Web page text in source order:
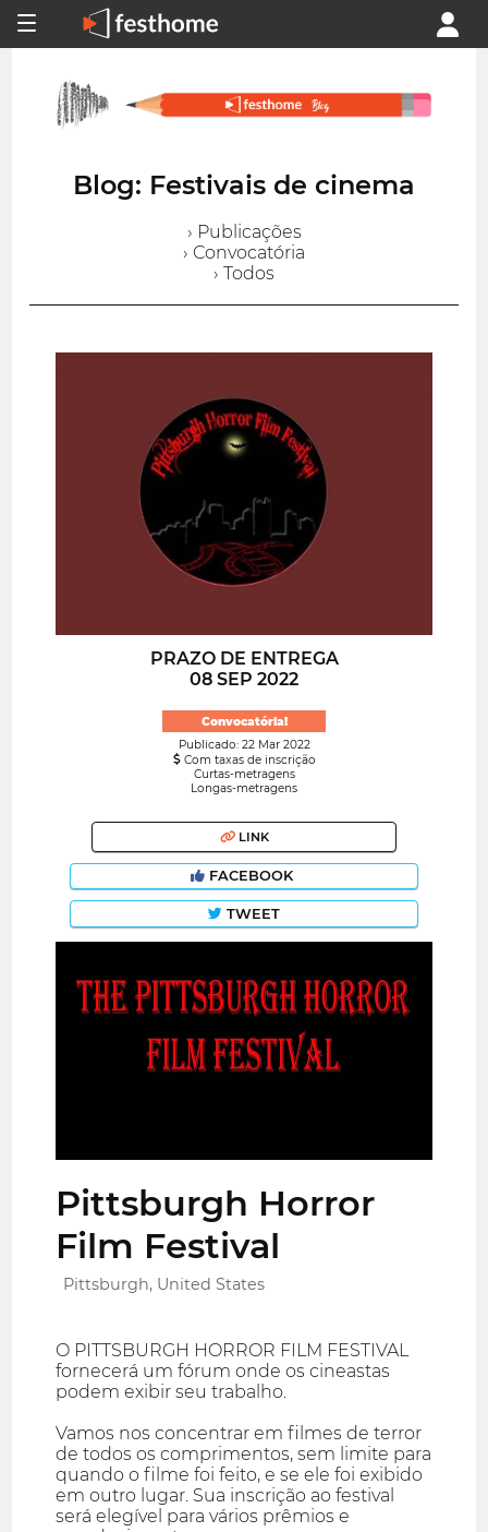
Blog: Festivais de cinema
› Publicações
› Convocatória
› Todos
PRAZO DE ENTREGA
08 SEP 2022
Convocatória!
Publicado: 22 Mar 2022
Com taxas de inscrição
Curtas-metragens
Longas-metragens
LINK
FACEBOOK
TWEET
Pittsburgh Horror
Film Festival
Pittsburgh, United States
O PITTSBURGH HORROR FILM FESTIVAL
fornecerá um fórum onde os cineastas
podem exibir seu trabalho.
Vamos nos concentrar em filmes de terror
de todos os comprimentos, sem limite para
quando o filme foi feito, e se ele foi exibido
em outro lugar. Sua inscrição ao festival
será elegível para vários prêmios e